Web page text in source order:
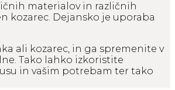
materialov in različnih
kozarec. Dejansko je uporaba
ali kozarec, in ga spremenite v
Tako lahko izkoristite
in vašim potrebam ter tako